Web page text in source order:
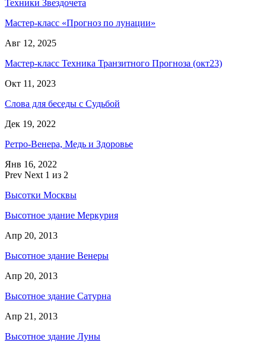
Техники Звездочета
Мастер-класс «Прогноз по лунации»
Авг 12, 2025
Мастер-класс Техника Транзитного Прогноза (окт23)
Окт 11, 2023
Слова для беседы с Судьбой
Дек 19, 2022
Ретро-Венера, Медь и Здоровье
Янв 16, 2022
Prev Next 1 из 2
Высотки Москвы
Высотное здание Меркурия
Апр 20, 2013
Высотное здание Венеры
Апр 20, 2013
Высотное здание Сатурна
Апр 21, 2013
Высотное здание Луны